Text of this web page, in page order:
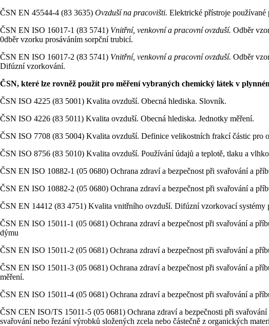
ČSN EN 45544-4 (83 3635) Ovzduší na pracovišti. Elektrické přístroje
ČSN EN ISO 16017-1 (83 5741) Vnitřní, venkovní a pracovní ovzduší. Odběr
0dběr vzorku prosáváním sorpční trubicí.
ČSN EN ISO 16017-2 (83 5741) Vnitřní, venkovní a pracovní ovzduší. Odběr
Difúzní vzorkování.
ČSN, které lze rovněž použít pro měření vybraných chemický látek v
ČSN ISO 4225 (83 5001) Kvalita ovzduší. Obecná hlediska. Slovník.
ČSN ISO 4226 (83 5011) Kvalita ovzduší. Obecná hlediska. Jednotky měření.
ČSN ISO 7708 (83 5004) Kvalita ovzduší. Definice velikostních frakcí částic pro
ČSN ISO 8756 (83 5010) Kvalita ovzduší. Používání údajů a teplotě, tlaku a
ČSN EN ISO 10882-1 (05 0680) Ochrana zdraví a bezpečnost při svařování a
ČSN EN ISO 10882-2 (05 0680) Ochrana zdraví a bezpečnost při svařování a
ČSN EN 14412 (83 4751) Kvalita vnitřního ovzduší. Difúzní vzorkovací systémy
ČSN EN ISO 15011-1 (05 0681) Ochrana zdraví a bezpečnost při svařování a
dýmu
ČSN EN ISO 15011-2 (05 0681) Ochrana zdraví a bezpečnost při svařování a
ČSN EN ISO 15011-3 (05 0681) Ochrana zdraví a bezpečnost při svařování a
měření.
ČSN EN ISO 15011-4 (05 0681) Ochrana zdraví a bezpečnost při svařování a
ČSN CEN ISO/TS 15011-5 (05 0681) Ochrana zdraví a bezpečnosti při
svařování nebo řezání výrobků složených zcela nebo částečně z organických